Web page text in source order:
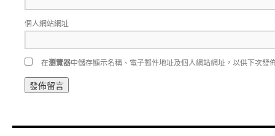
個人網站網址
在瀏覽器中儲存顯示名稱、電子郵件地址及個人網站網址，以供下次發